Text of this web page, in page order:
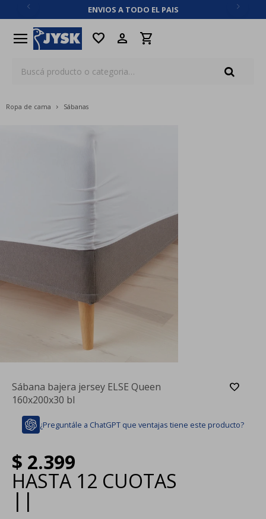
ENVIOS A TODO EL PAIS
menu favorite
Ropa de cama Sábanas
Sábana bajera jersey ELSE Queen
160x200x30 bl
¿Preguntále a ChatGPT que ventajas tiene este producto?
$ 2.399
HASTA 12 CUOTAS
| |
close